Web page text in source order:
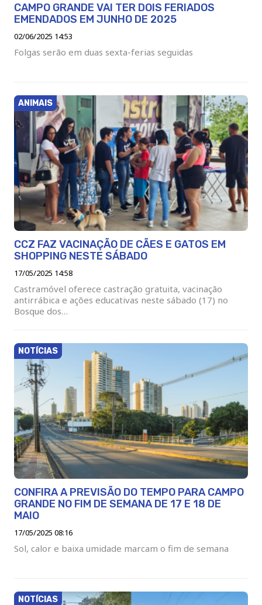
CAMPO GRANDE VAI TER DOIS FERIADOS
EMENDADOS EM JUNHO DE 2025
02/06/2025 14:53
Folgas serão em duas sexta-ferias seguidas
ANIMAIS
CCZ FAZ VACINAÇÃO DE CÃES E GATOS EM
SHOPPING NESTE SÁBADO
17/05/2025 14:58
Castramóvel oferece castração gratuita, vacinação
antirrábica e ações educativas neste sábado (17) no
Bosque dos…
NOTÍCIAS
CONFIRA A PREVISÃO DO TEMPO PARA CAMPO
GRANDE NO FIM DE SEMANA DE 17 E 18 DE
MAIO
17/05/2025 08:16
Sol, calor e baixa umidade marcam o fim de semana
NOTÍCIAS